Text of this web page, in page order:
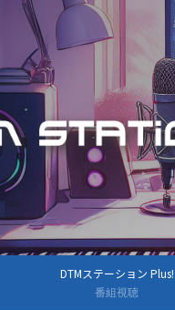
DTMステーション Plus!
番組視聴